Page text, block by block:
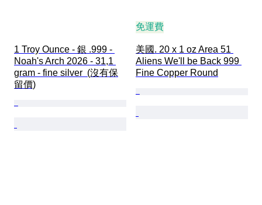
1 Troy Ounce - 銀 .999 -
Noah's Arch 2026 - 31,1
gram - fine silver  (沒有保
留價)
免運費
美國. 20 x 1 oz Area 51
Aliens We'll be Back 999
Fine Copper Round